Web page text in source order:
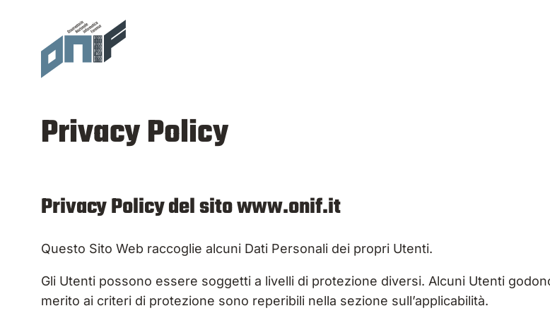
contenuto
Privacy Policy
Privacy Policy del sito www.onif.it
Questo Sito Web raccoglie alcuni Dati Personali dei propri Utenti.
Gli Utenti possono essere soggetti a livelli di protezione diversi. Alcuni Utenti
merito ai criteri di protezione sono reperibili nella sezione sull’applicabilità.